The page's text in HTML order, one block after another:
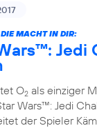
DIE MACHT IN DIR:
Jedi
O2 als einziger
Wars™: Jedi
der Spieler